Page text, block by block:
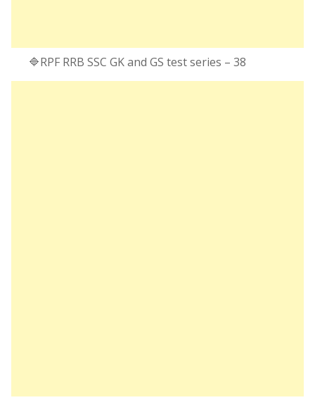
🔷RPF RRB SSC GK and GS test series – 38